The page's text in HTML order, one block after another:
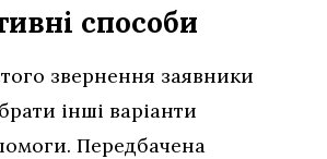
способи
звернення заявники
інші варіанти
Передбачена